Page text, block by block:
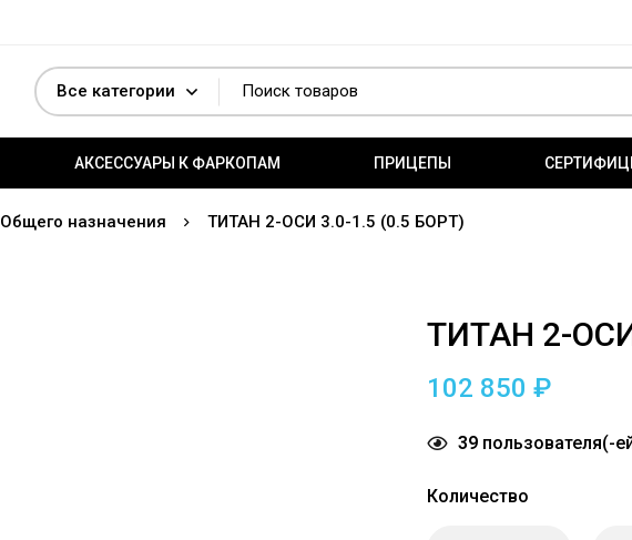
АКСЕССУАРЫ К ФАРКОПАМ ПРИЦЕПЫ
Общего назначения ТИТАН 2-ОСИ 3.0-1.5 (0.5 БОРТ)
ТИТАН 2-
102 850 ₽
39 пользователя(-
Количество